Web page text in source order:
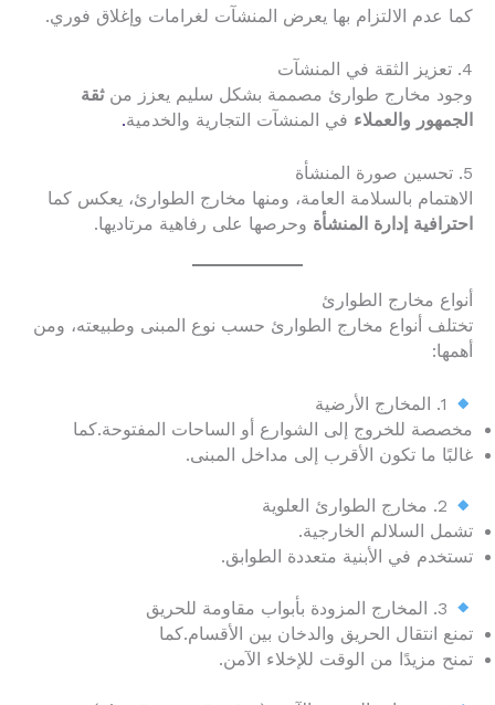
كما عدم الالتزام بها يعرض المنشآت لغرامات وإغلاق فوري.
4. تعزيز الثقة في المنشآت
وجود مخارج طوارئ مصممة بشكل سليم يعزز منثقة
الجمهور والعملاء في المنشآت التجارية والخدمية.
5. تحسين صورة المنشأة
الاهتمام بالسلامة العامة، ومنها مخارج الطوارئ، يعكس كما
احترافية إدارة المنشأة وحرصها على رفاهية مرتاديها.
أنواع مخارج الطوارئ
تختلف أنواع مخارج الطوارئ حسب نوع المبنى وطبيعته، ومن
أهمها:
مخصصة للخروج إلى الشوارع أو الساحات المفتوحة.كما
غالبًا ما تكون الأقرب إلى مداخل المبنى.
تشمل السلالم الخارجية.
تستخدم في الأبنية متعددة الطوابق.
تمنع انتقال الحريق والدخان بين الأقسام.كما
تمنح مزيدًا من الوقت للإخلاء الآمن.